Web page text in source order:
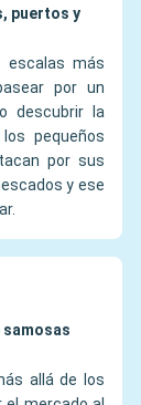
puertos y
escalas más
por un
descubrir la
pequeños
por sus
y ese
samosas
allá de los